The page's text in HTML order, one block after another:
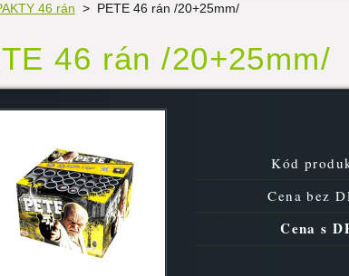
46 rán > PETE 46 rán /20+25mm/
46 rán /20+25mm/
Kód
Cena bez
Cena s